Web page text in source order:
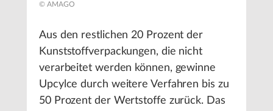
© AMAGO
Aus den restlichen 20 Prozent der
Kunststoffverpackungen, die nicht
verarbeitet werden können, gewinne
Upcylce durch weitere Verfahren bis zu
50 Prozent der Wertstoffe zurück. Das